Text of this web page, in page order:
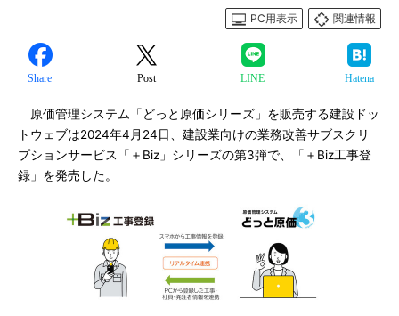
PC用表示
関連情報
Share Post LINE Hatena
原価管理システム「どっと原価シリーズ」を販売する建設ドッ
トウェブは2024年4月24日、建設業向けの業務改善サブスクリ
プションサービス「＋Biz」シリーズの第3弾で、「＋Biz工事登
録」を発売した。